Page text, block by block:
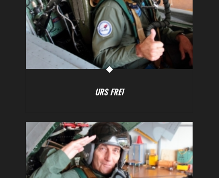
URS FREI